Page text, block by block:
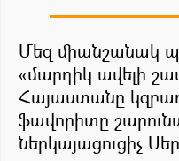
Մեզ միանշանակ
«մարդիկ ավելի
Հայաստանը
ֆավորիտը
ներկայացուցիչ